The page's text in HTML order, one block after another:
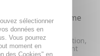
Arrêbum Crème
40ml
anti-imperfection,
hydratant
sélectionner
données en
Vous pourrez
moment en
des Cookies" en